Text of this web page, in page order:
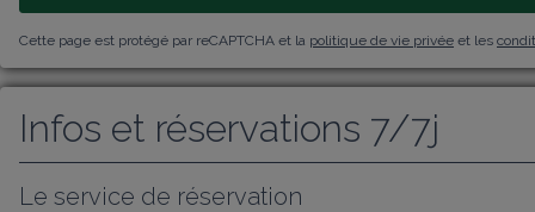
Cette page est protégé par reCAPTCHA et la politique de vie privée et les
Infos et réservations 7/7j
Le service de réservation